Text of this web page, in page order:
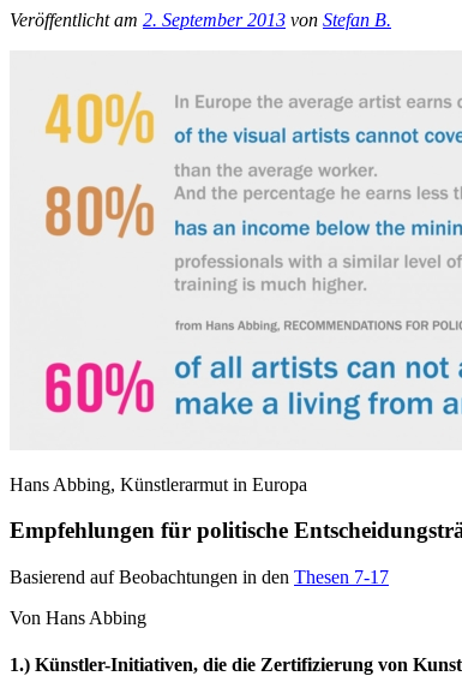
Veröffentlicht am 2. September 2013 von Stefan B.
Hans Abbing, Künstlerarmut in Europa
Empfehlungen für politische
Basierend auf Beobachtungen in den Thesen 7-17
Von Hans Abbing
1.) Künstler-Initiativen, die die Zertifizierung von